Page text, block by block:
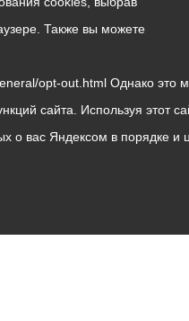
Также вы можете
opt-out.html Однако это
сайта. Используя этот
о вас Яндексом в порядке и